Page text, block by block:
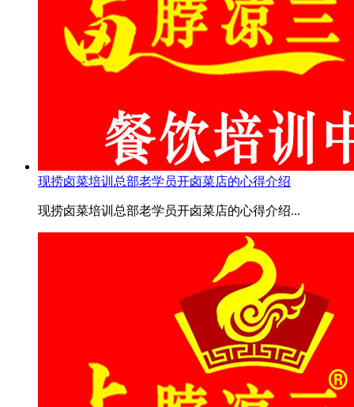
现捞卤菜培训总部老学员开卤菜店的心得介绍
现捞卤菜培训总部老学员开卤菜店的心得介绍...